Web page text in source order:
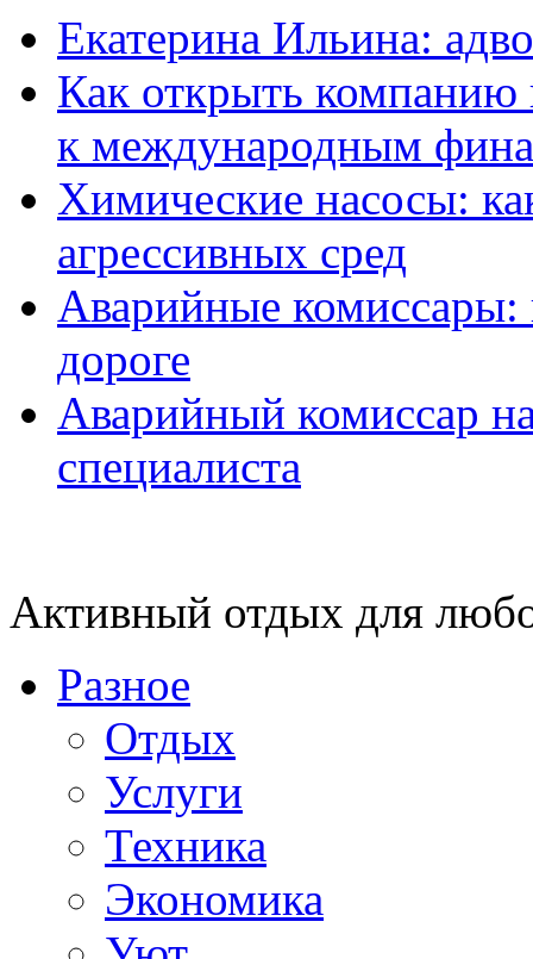
Екатерина Ильина:
Как открыть компанию
к международным
Химические насосы:
агрессивных сред
Аварийные
дороге
Аварийный комиссар
специалиста
Активный отдых для
Разное
Отдых
Услуги
Техника
Экономика